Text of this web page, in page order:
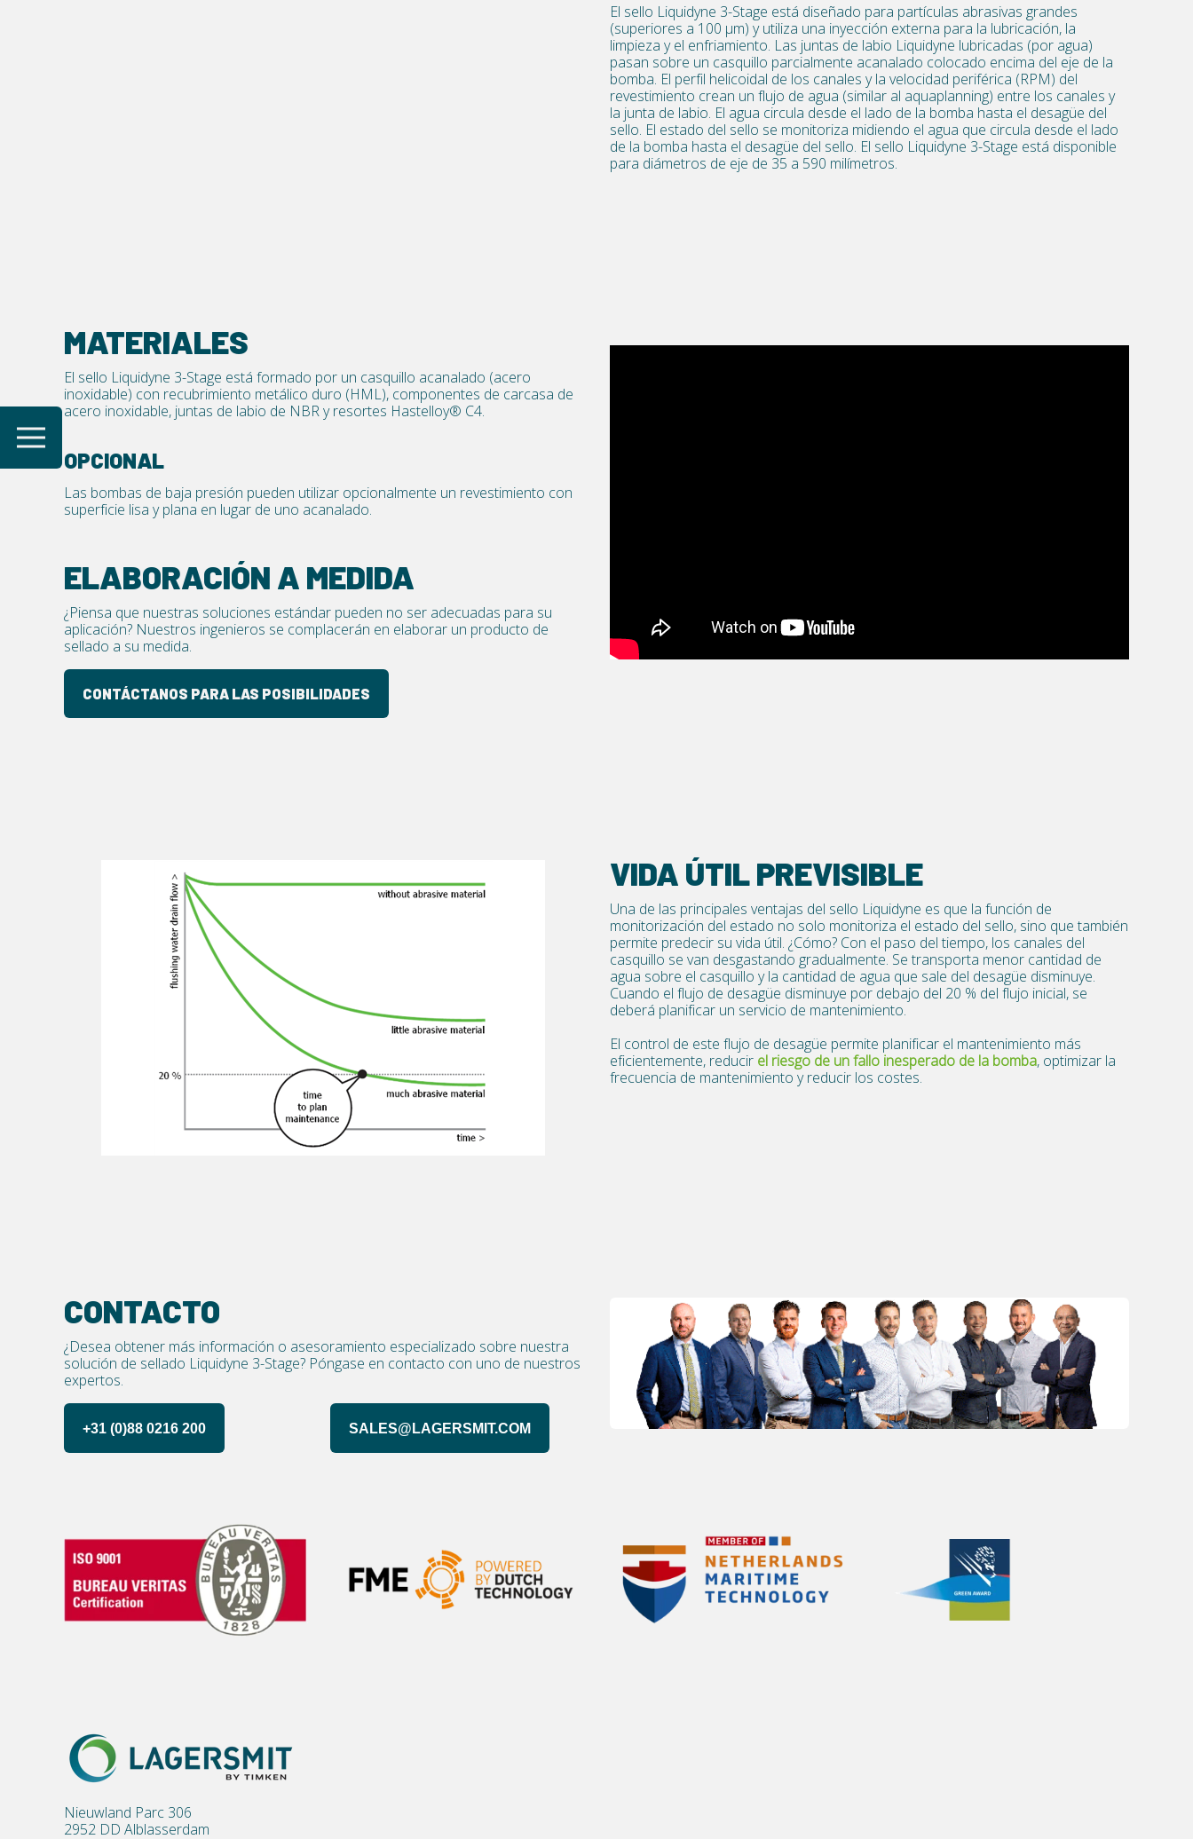
El sello Liquidyne 3-Stage está diseñado para partículas abrasivas grandes
(superiores a 100 µm) y utiliza una inyección externa para la lubricación, la
limpieza y el enfriamiento. Las juntas de labio Liquidyne lubricadas (por agua)
pasan sobre un casquillo parcialmente acanalado colocado encima del eje de la
bomba. El perfil helicoidal de los canales y la velocidad periférica (RPM) del
revestimiento crean un flujo de agua (similar al aquaplanning) entre los canales y
la junta de labio. El agua circula desde el lado de la bomba hasta el desagüe del
sello. El estado del sello se monitoriza midiendo el agua que circula desde el lado
de la bomba hasta el desagüe del sello. El sello Liquidyne 3-Stage está disponible
para diámetros de eje de 35 a 590 milímetros.
MATERIALES
El sello Liquidyne 3-Stage está formado por un casquillo acanalado (acero
inoxidable) con recubrimiento metálico duro (HML), componentes de carcasa de
acero inoxidable, juntas de labio de NBR y resortes Hastelloy® C4.
OPCIONAL
Las bombas de baja presión pueden utilizar opcionalmente un revestimiento con
superficie lisa y plana en lugar de uno acanalado.
ELABORACIÓN A MEDIDA
¿Piensa que nuestras soluciones estándar pueden no ser adecuadas para su
aplicación? Nuestros ingenieros se complacerán en elaborar un producto de
sellado a su medida.
CONTÁCTANOS PARA LAS POSIBILIDADES
VIDA ÚTIL PREVISIBLE
Una de las principales ventajas del sello Liquidyne es que la función de
monitorización del estado no solo monitoriza el estado del sello, sino que también
permite predecir su vida útil. ¿Cómo? Con el paso del tiempo, los canales del
casquillo se van desgastando gradualmente. Se transporta menor cantidad de
agua sobre el casquillo y la cantidad de agua que sale del desagüe disminuye.
Cuando el flujo de desagüe disminuye por debajo del 20 % del flujo inicial, se
deberá planificar un servicio de mantenimiento.
El control de este flujo de desagüe permite planificar el mantenimiento más
eficientemente, reducir el riesgo de un fallo inesperado de la bomba, optimizar la
frecuencia de mantenimiento y reducir los costes.
CONTACTO
¿Desea obtener más información o asesoramiento especializado sobre nuestra
solución de sellado Liquidyne 3-Stage? Póngase en contacto con uno de nuestros
expertos.
+31 (0)88 0216 200 SALES@LAGERSMIT.COM
Nieuwland Parc 306
2952 DD Alblasserdam